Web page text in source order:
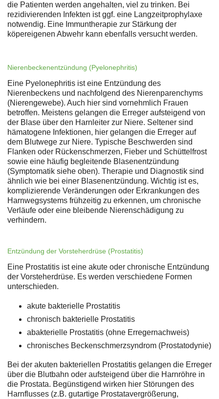
die Patienten werden angehalten, viel zu trinken. Bei
rezidivierenden Infekten ist ggf. eine Langzeitprophylaxe
notwendig. Eine Immuntherapie zur Stärkung der
köpereigenen Abwehr kann ebenfalls versucht werden.
Nierenbeckenentzündung (Pyelonephritis)
Eine Pyelonephritis ist eine Entzündung des
Nierenbeckens und nachfolgend des Nierenparenchyms
(Nierengewebe). Auch hier sind vornehmlich Frauen
betroffen. Meistens gelangen die Erreger aufsteigend von
der Blase über den Harnleiter zur Niere. Seltener sind
hämatogene Infektionen, hier gelangen die Erreger auf
dem Blutwege zur Niere. Typische Beschwerden sind
Flanken oder Rückenschmerzen, Fieber und Schüttelfrost
sowie eine häufig begleitende Blasenentzündung
(Symptomatik siehe oben). Therapie und Diagnostik sind
ähnlich wie bei einer Blasenentzündung. Wichtig ist es,
komplizierende Veränderungen oder Erkrankungen des
Harnwegsystems frühzeitig zu erkennen, um chronische
Verläufe oder eine bleibende Nierenschädigung zu
verhindern.
Entzündung der Vorsteherdrüse (Prostatitis)
Eine Prostatitis ist eine akute oder chronische Entzündung
der Vorsteherdrüse. Es werden verschiedene Formen
unterschieden.
akute bakterielle Prostatitis
chronisch bakterielle Prostatitis
abakterielle Prostatitis (ohne Erregernachweis)
chronisches Beckenschmerzsyndrom (Prostatodynie)
Bei der akuten bakteriellen Prostatitis gelangen die Erreger
über die Blutbahn oder aufsteigend über die Harnröhre in
die Prostata. Begünstigend wirken hier Störungen des
Harnflusses (z.B. gutartige Prostatavergrößerung,